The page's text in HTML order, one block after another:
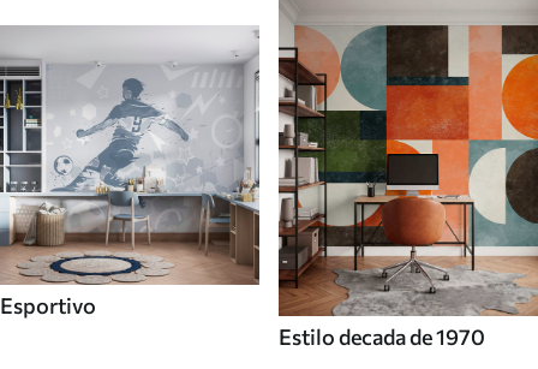
Esportivo
Estilo decada de 1970